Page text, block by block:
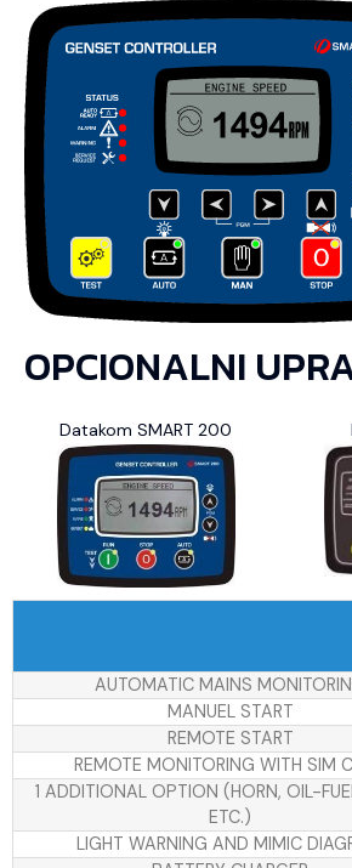
OPCIONALNI
Datakom SMART 200
AUTOMATIC MAINS
MANUEL START
REMOTE START
REMOTE MONITORING WITH SIM
1 ADDITIONAL OPTION (HORN, OIL-
ETC.)
LIGHT WARNING AND MIMIC